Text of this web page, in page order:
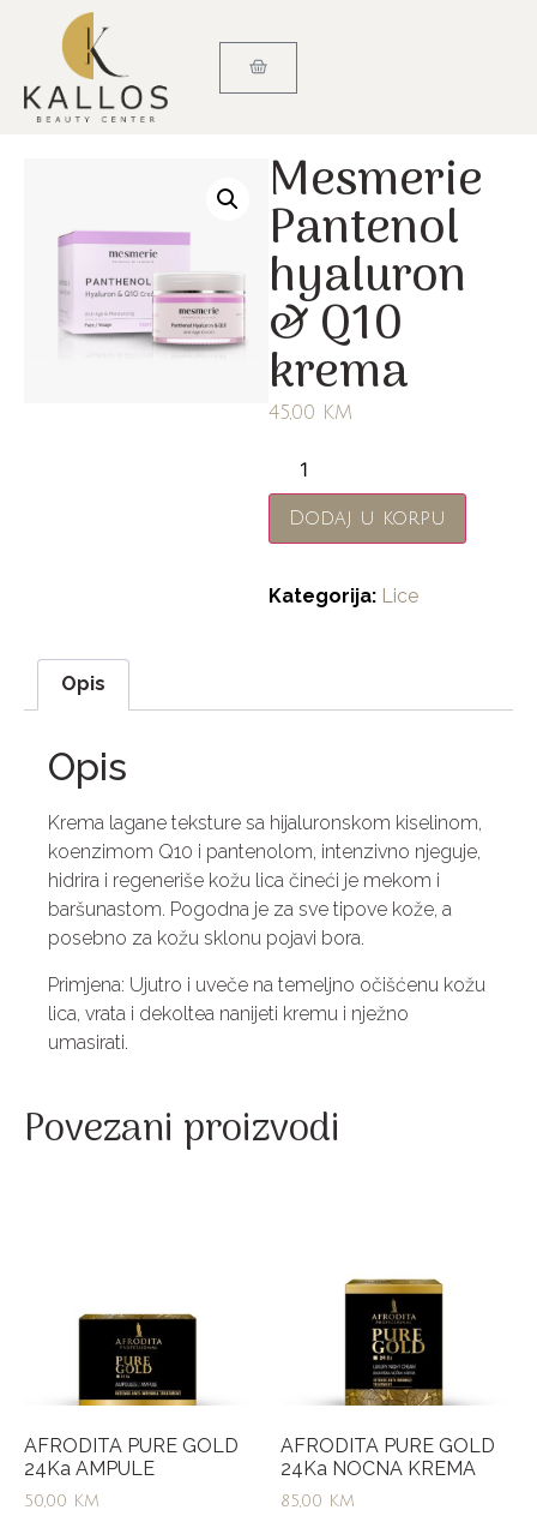
Mesmerie
Pantenol
hyaluron
& Q10
krema
45,00 KM
Dodaj u korpu
Kategorija: Lice
Opis
Opis
Krema lagane teksture sa hijaluronskom kiselinom,
koenzimom Q10 i pantenolom, intenzivno njeguje,
hidrira i regeneriše kožu lica čineći je mekom i
baršunastom. Pogodna je za sve tipove kože, a
posebno za kožu sklonu pojavi bora.
Primjena: Ujutro i uveče na temeljno očišćenu kožu
lica, vrata i dekoltea nanijeti kremu i nježno
umasirati.
Povezani proizvodi
AFRODITA PURE GOLD
24Ka AMPULE
50,00 KM
AFRODITA PURE GOLD
24Ka NOCNA KREMA
85,00 KM